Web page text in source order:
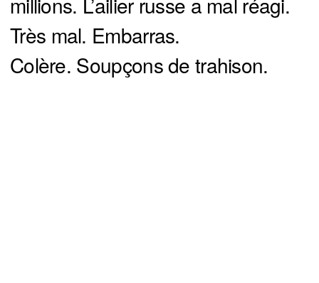
Très mal. Embarras.
Colère. Soupçons de trahison.